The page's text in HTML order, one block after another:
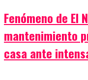
Fenómeno de El
mantenimiento
casa ante